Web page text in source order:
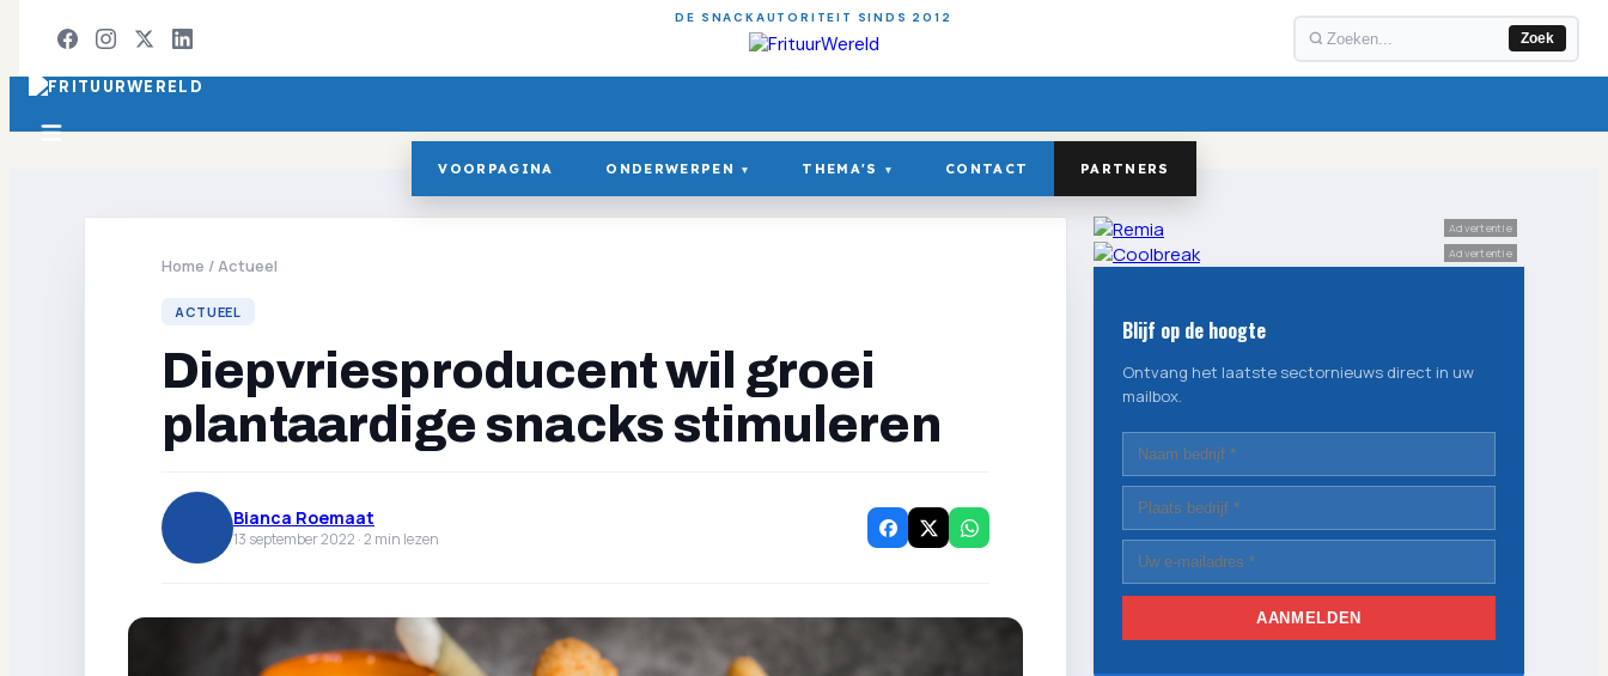
DE SNACKAUTORITEIT SINDS 2012
Zoek
VOORPAGINA ONDERWERPEN ▾ THEMA'S ▾ CONTACT PARTNERS
Home /Actueel
ACTUEEL
Diepvriesproducent wil groei
plantaardige snacks stimuleren
Bianca Roemaat
13 september 2022 ·2 min lezen
Advertentie
Advertentie
Blijf op de hoogte
Ontvang het laatste sectornieuws direct in uw
mailbox.
AANMELDEN